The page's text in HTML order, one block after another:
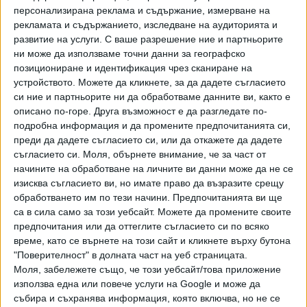
персонализирана реклама и съдържание, измерване на
рекламата и съдържанието, изследване на аудиторията и
развитие на услуги. С ваше разрешение ние и партньорите
ни може да използваме точни данни за географско
позициониране и идентификация чрез сканиране на
устройството. Можете да кликнете, за да дадете съгласието
си ние и партньорите ни да обработваме данните ви, както е
описано по-горе. Друга възможност е да разгледате по-
подробна информация и да промените предпочитанията си,
преди да дадете съгласието си, или да откажете да дадете
съгласието си. Моля, обърнете внимание, че за част от
начините на обработване на личните ви данни може да не се
изисква съгласието ви, но имате право да възразите срещу
обработването им по тези начини. Предпочитанията ви ще
са в сила само за този уебсайт. Можете да промените своите
предпочитания или да оттеглите съгласието си по всяко
време, като се върнете на този сайт и кликнете върху бутона
"Поверителност" в долната част на уеб страницата.
Моля, забележете също, че този уебсайт/това приложение
използва една или повече услуги на Google и може да
събира и съхранява информация, която включва, но не се
могат да крадат много или малко според ситуацията. В
крайна сметка, притежавайки незаобиколим електорален
корпус, приветствани от едни западни фактори, или
приклещени от други
по болезнени телесни места, ГЕРБ (явно) и ДПС
(неформално) се очертаха като незаобиколим партньор
за ония, които щяха да ги демонтират.
Известни са способностите на Бойко Борисов да убива
всеки враг, който е решил временно да се сприятели с
него. Знае се колко опитен и обигран е в тарикатлъците.
Обаче в кратката ера на "победилата промяна" му се
наложи да преспи 1 нощ в ареста. Взе се с нея отнема и
къде, а тя го препира... Ама сега при ротацията първа взе